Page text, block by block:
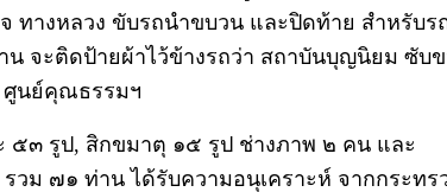
ทางหลวง ขับรถนำขบวน และปิดท้าย สำหรับร
น จะติดป้ายผ้าไว้ข้างรถว่า สถาบันบุญนิยม ซับ
ศูนย์คุณธรรมฯ
๕๓ รูป, สิกขมาตุ ๑๕ รูป ช่างภาพ ๒ คน และ
วม ๗๑ ท่าน ได้รับความอนุเคราะห์ จากกระทร